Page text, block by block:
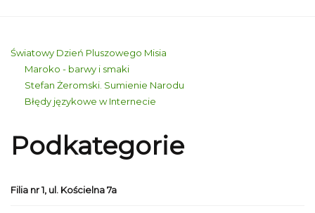
Światowy Dzień Pluszowego Misia
Maroko - barwy i smaki
Stefan Żeromski. Sumienie Narodu
Błędy językowe w Internecie
Podkategorie
Filia nr 1, ul. Kościelna 7a